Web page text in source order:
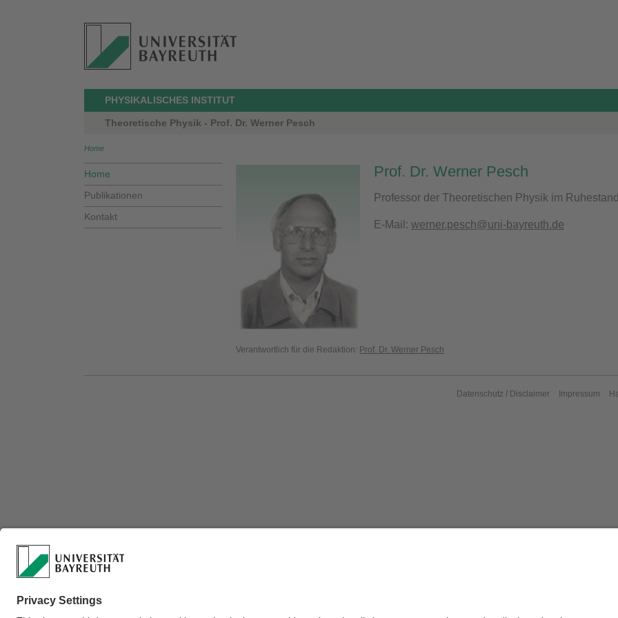
PHYSIKALISCHES INSTITUT
Theoretische Physik - Prof. Dr. Werner Pesch
Home
Home
Publikationen
Kontakt
Prof. Dr. Werner Pesch
Professor der Theoretischen Physik im Ruhestand
E-Mail: werner.pesch@uni-bayreuth.de
Verantwortlich für die Redaktion: Prof. Dr. Werner Pesch
Datenschutz / Disclaimer Impressum